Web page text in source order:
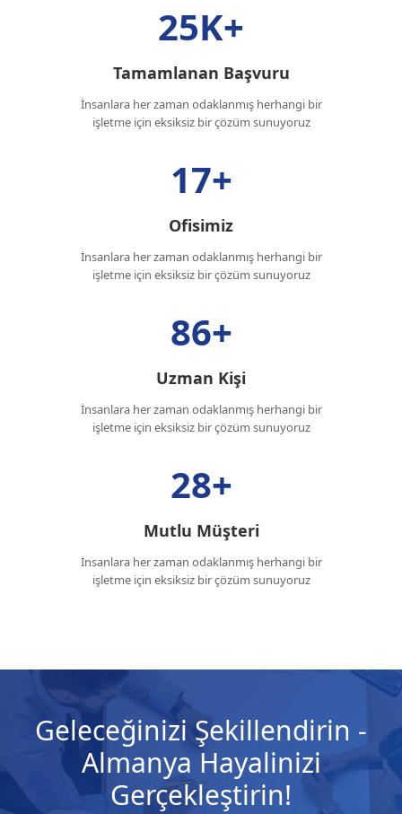
25K+
Tamamlanan Başvuru
İnsanlara her zaman odaklanmış herhangi bir
işletme için eksiksiz bir çözüm sunuyoruz
17+
Ofisimiz
İnsanlara her zaman odaklanmış herhangi bir
işletme için eksiksiz bir çözüm sunuyoruz
86+
Uzman Kişi
İnsanlara her zaman odaklanmış herhangi bir
işletme için eksiksiz bir çözüm sunuyoruz
28+
Mutlu Müşteri
İnsanlara her zaman odaklanmış herhangi bir
işletme için eksiksiz bir çözüm sunuyoruz
Geleceğinizi Şekillendirin -
Almanya Hayalinizi
Gerçekleştirin!